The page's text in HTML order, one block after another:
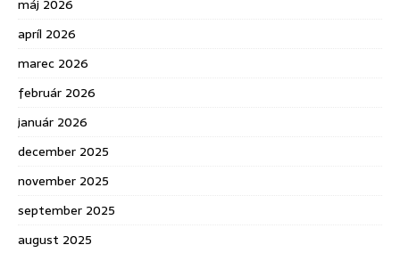
máj 2026
apríl 2026
marec 2026
február 2026
január 2026
december 2025
november 2025
september 2025
august 2025